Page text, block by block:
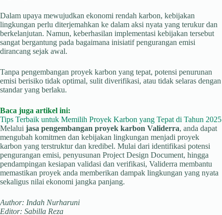
Dalam upaya mewujudkan ekonomi rendah karbon, kebijakan
lingkungan perlu diterjemahkan ke dalam aksi nyata yang terukur dan
berkelanjutan. Namun, keberhasilan implementasi kebijakan tersebut
sangat bergantung pada bagaimana inisiatif pengurangan emisi
dirancang sejak awal.
Tanpa pengembangan proyek karbon yang tepat, potensi penurunan
emisi berisiko tidak optimal, sulit diverifikasi, atau tidak selaras dengan
standar yang berlaku.
Baca juga artikel ini:
Tips Terbaik untuk Memilih Proyek Karbon yang Tepat di Tahun 2025
Melalui jasa pengembangan proyek karbon Validerra, anda dapat
mengubah komitmen dan kebijakan lingkungan menjadi proyek
karbon yang terstruktur dan kredibel. Mulai dari identifikasi potensi
pengurangan emisi, penyusunan Project Design Document, hingga
pendampingan kesiapan validasi dan verifikasi, Validerra membantu
memastikan proyek anda memberikan dampak lingkungan yang nyata
sekaligus nilai ekonomi jangka panjang.
Author: Indah Nurharuni
Editor: Sabilla Reza